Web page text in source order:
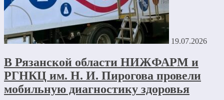
19.07.2026
В Рязанской области НИЖФАРМ и
РГНКЦ им. Н. И. Пирогова провели
мобильную диагностику здоровья